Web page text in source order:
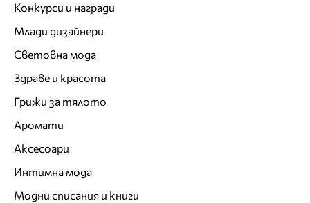
Конкурси и награди
Млади дизайнери
Световна мода
Здраве и красота
Грижи за тялото
Аромати
Аксесоари
Интимна мода
Модни списания и книги